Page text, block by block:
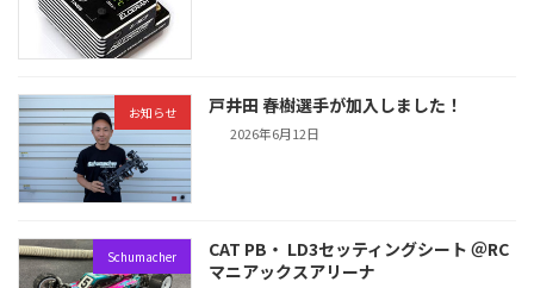
お知らせ 戸井田 春樹選手が加入しました！
2026年6月12日
Schumacher
CAT PB・ LD3セッティングシート ＠RC
マニアックスアリーナ